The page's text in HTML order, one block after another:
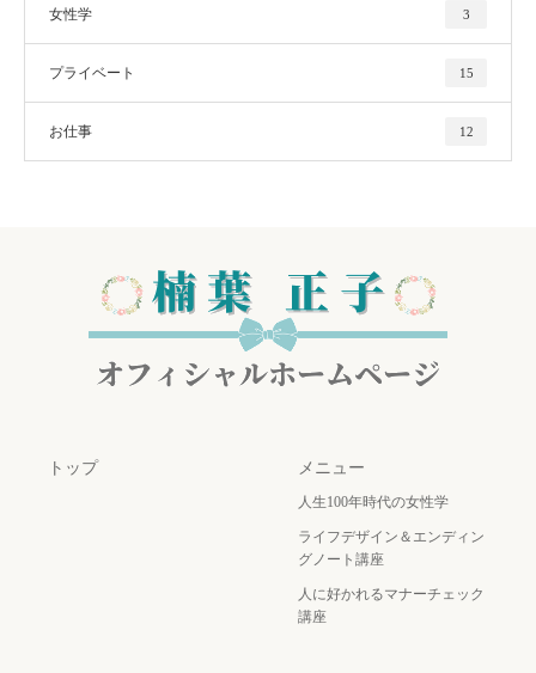
女性学 3
プライベート 15
お仕事 12
トップ メニュー
人生100年時代の女性学
ライフデザイン＆エンディン
グノート講座
人に好かれるマナーチェック
講座